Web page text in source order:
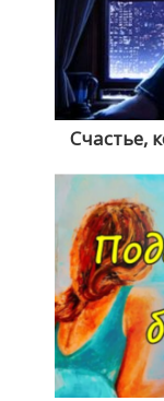
Счастье,